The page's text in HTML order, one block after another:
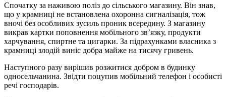
Спочатку за наживою поліз до сільського магазину. Він знав,
що у крамниці не встановлена охоронна сигналізація, тож
вночі без особливих зусиль проник всередину. З магазину
викрав картки поповнення мобільного зв’язку, продукти
харчування, спиртне та цигарки. За підрахунками власника з
крамниці злодій виніс добра майже на тисячу гривень.
Наступного разу вирішив розжитися добром в будинку
односельчанина. Звідти поцупив мобільний телефон і особисті
речі господарів.